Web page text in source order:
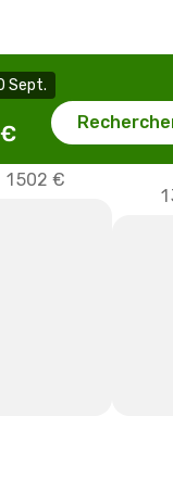
Sept.
1 502 €